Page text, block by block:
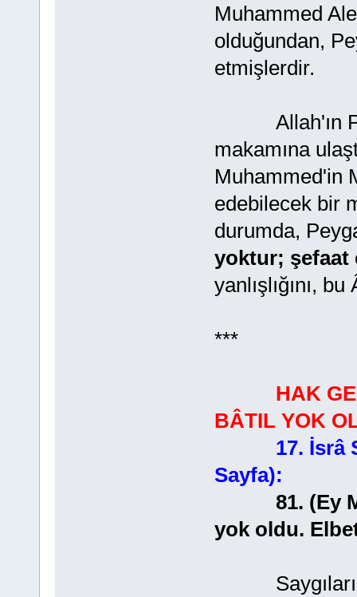
Muhammed
olduğundan,
etmişlerdir.
Allah'ın
makamına
Muhammed'in
edebilecek bir
durumda,
yoktur; şefaat
yanlışlığını,
***
HAK
BÂTIL YOK
17. İsrâ
Sayfa):
81. (Ey
yok oldu.